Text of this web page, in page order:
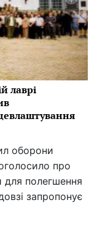
лаврі
оборони
про
для полегшення
запропонує